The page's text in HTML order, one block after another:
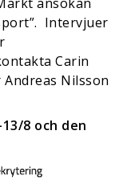
Intervjuer
Carin
Nilsson
8 och den